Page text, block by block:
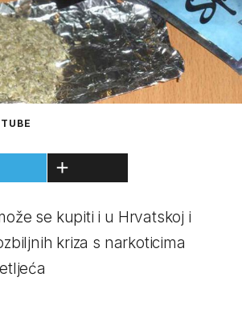
se kupiti i u Hrvatskoj i
kriza s narkoticima